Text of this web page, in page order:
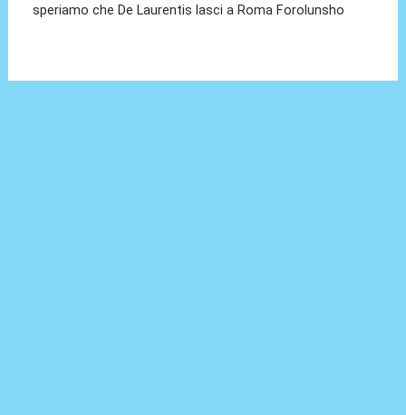
speriamo che De Laurentis lasci a Roma Forolunsho